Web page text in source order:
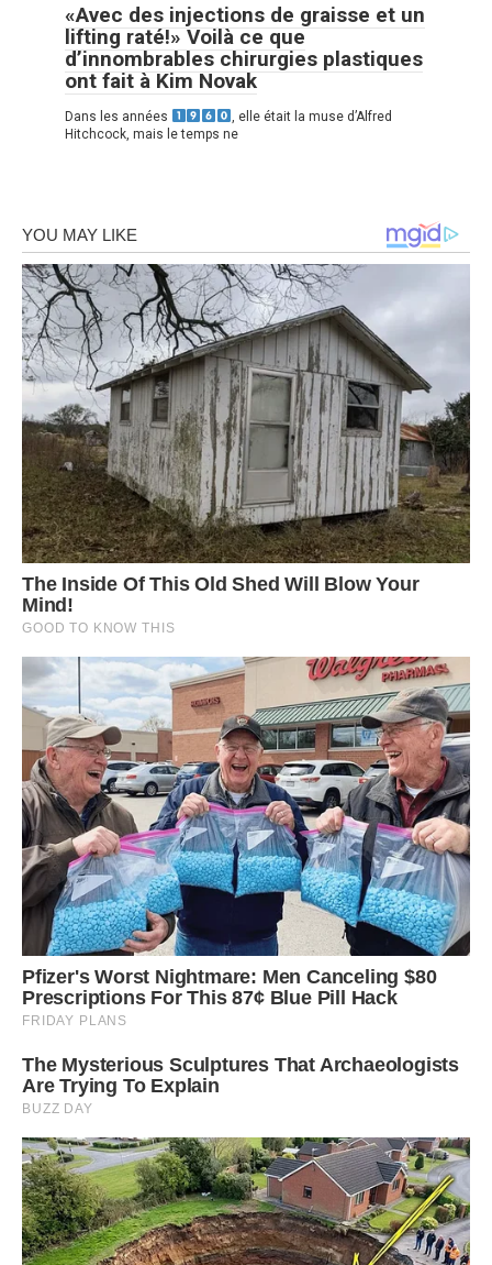
«Avec des injections de graisse et un
lifting raté!» Voilà ce que
d’innombrables chirurgies plastiques
ont fait à Kim Novak
Dans les années
, elle était la muse d’Alfred
Hitchcock, mais le temps ne